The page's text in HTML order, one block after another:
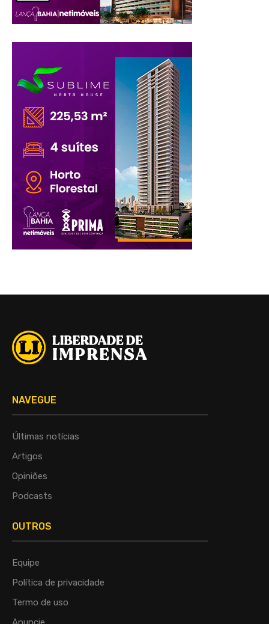
NAVEGUE
Últimas notícias
Artigos
Opiniões
Podcasts
OUTROS
Equipe
Política de privacidade
Termo de uso